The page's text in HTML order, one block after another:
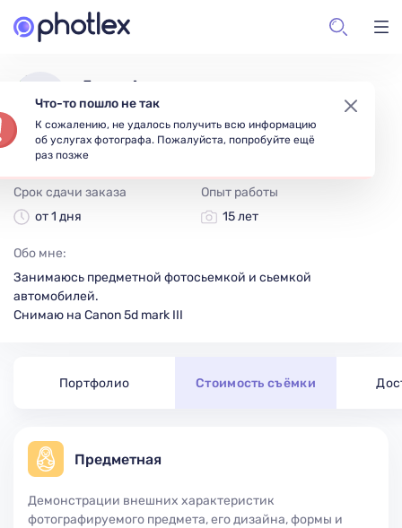
Денис Авраменко
Москва, Россия
Предметная
Обо мне:
Занимаюсь предметной фотосьемкой и сьемкой
автомобилей.
Снимаю на Canon 5d mark III
Срок сдачи заказа
от 1 дня
Опыт работы
15 лет
Портфолио Стоимость съёмки
Предметная
Демонстрации внешних характеристик
фотографируемого предмета, его дизайна, формы и
Что-то пошло не так
К сожалению, не удалось получить всю информацию
об услугах фотографа. Пожалуйста, попробуйте ещё
раз позже